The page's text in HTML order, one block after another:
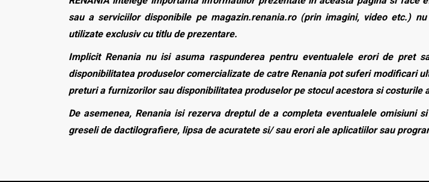
sau a serviciilor disponibile pe magazin.renania.ro (prin imagini, video etc.)
utilizate exclusiv cu titlu de prezentare.
Implicit Renania nu isi asuma raspunderea pentru eventualele erori de pret
disponibilitatea produselor comercializate de catre Renania pot suferi modificari
preturi a furnizorilor sau disponibilitatea produselor pe stocul acestora si costurile
De asemenea, Renania isi rezerva dreptul de a completa eventualele
greseli de dactilografiere, lipsa de acuratete si/ sau erori ale aplicatiilor sau